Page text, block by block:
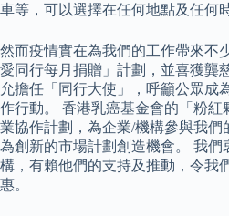
車等，可以選擇在任何地點及任何
然而疫情實在為我們的工作帶來不
愛同行每月捐贈」計劃，並喜獲龔
允擔任「同行大使」，呼籲公眾成
作行動。 香港乳癌基金會的「粉紅
業協作計劃，為企業/機構參與我
為創新的市場計劃創造機會。 我
構，有賴他們的支持及推動，令我
惠。